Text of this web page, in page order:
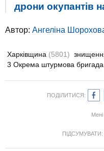
дрони окупантів
Автор: Ангеліна
Харківщина (5801)
3 Окрема штурмова бригада
ПОДІЛИТИСЯ:
ПІДСУМУВАТИ: